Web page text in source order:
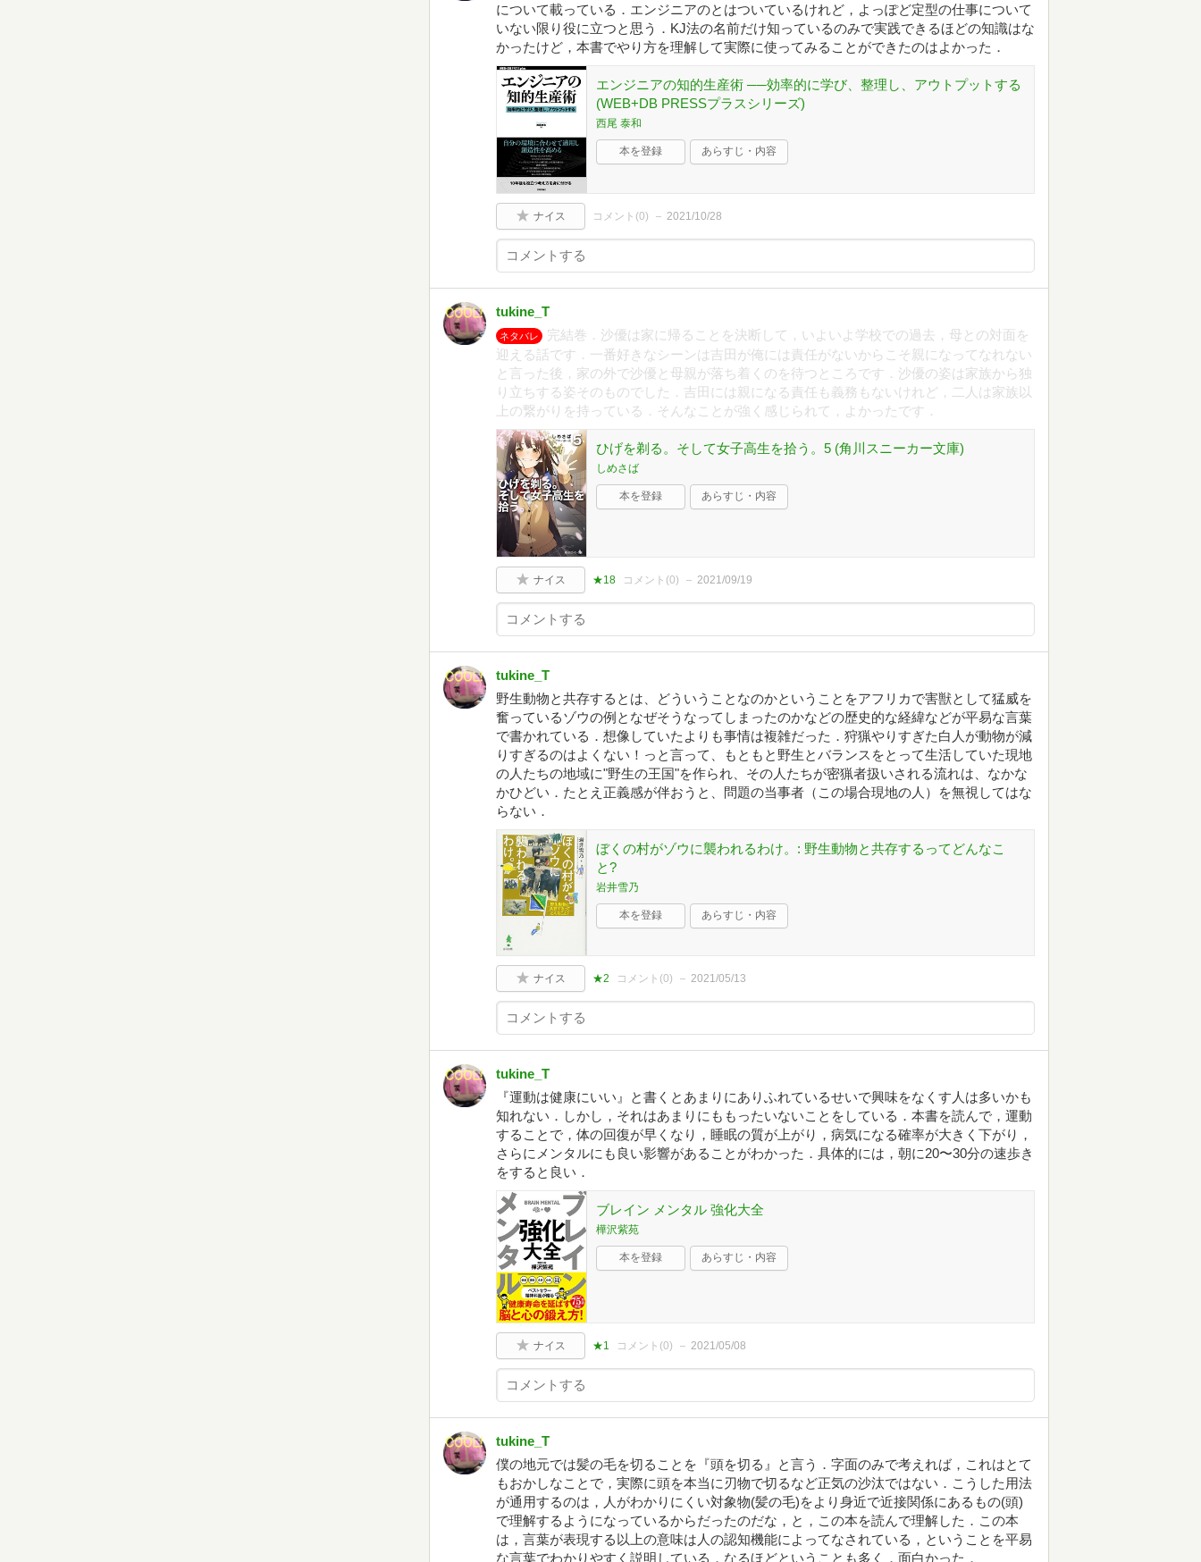
について載っている．エンジニアのとはついているけれど，よっぽど定型の仕事について
いない限り役に立つと思う．KJ法の名前だけ知っているのみで実践できるほどの知識はな
かったけど，本書でやり方を理解して実際に使ってみることができたのはよかった．
エンジニアの知的生産術 ──効率的に学び、整理し、アウトプットする
(WEB+DB PRESSプラスシリーズ)
西尾 泰和
本を登録 あらすじ・内容
ナイス コメント(0) 2021/10/28
tukine_T
ネタバレ
完結巻．沙優は家に帰ることを決断して，いよいよ学校での過去，母との対面を
迎える話です．一番好きなシーンは吉田が俺には責任がないからこそ親になってなれない
と言った後，家の外で沙優と母親が落ち着くのを待つところです．沙優の姿は家族から独
り立ちする姿そのものでした．吉田には親になる責任も義務もないけれど，二人は家族以
上の繋がりを持っている．そんなことが強く感じられて，よかったです．
ひげを剃る。そして女子高生を拾う。5 (角川スニーカー文庫)
しめさば
本を登録 あらすじ・内容
ナイス ★18 コメント(0) 2021/09/19
tukine_T
野生動物と共存するとは、どういうことなのかということをアフリカで害獣として猛威を
奮っているゾウの例となぜそうなってしまったのかなどの歴史的な経緯などが平易な言葉
で書かれている．想像していたよりも事情は複雑だった．狩猟やりすぎた白人が動物が減
りすぎるのはよくない！っと言って、もともと野生とバランスをとって生活していた現地
の人たちの地域に"野生の王国"を作られ、その人たちが密猟者扱いされる流れは、なかな
かひどい．たとえ正義感が伴おうと、問題の当事者（この場合現地の人）を無視してはな
らない．
ぼくの村がゾウに襲われるわけ。: 野生動物と共存するってどんなこ
と?
岩井雪乃
本を登録 あらすじ・内容
ナイス ★2 コメント(0) 2021/05/13
tukine_T
『運動は健康にいい』と書くとあまりにありふれているせいで興味をなくす人は多いかも
知れない．しかし，それはあまりにももったいないことをしている．本書を読んで，運動
することで，体の回復が早くなり，睡眠の質が上がり，病気になる確率が大きく下がり，
さらにメンタルにも良い影響があることがわかった．具体的には，朝に20〜30分の速歩き
をすると良い．
ブレイン メンタル 強化大全
樺沢紫苑
本を登録 あらすじ・内容
ナイス ★1 コメント(0) 2021/05/08
tukine_T
僕の地元では髪の毛を切ることを『頭を切る』と言う．字面のみで考えれば，これはとて
もおかしなことで，実際に頭を本当に刃物で切るなど正気の沙汰ではない．こうした用法
が通用するのは，人がわかりにくい対象物(髪の毛)をより身近で近接関係にあるもの(頭)
で理解するようになっているからだったのだな，と，この本を読んで理解した．この本
は，言葉が表現する以上の意味は人の認知機能によってなされている，ということを平易
な言葉でわかりやすく説明している．なるほどということも多く，面白かった．